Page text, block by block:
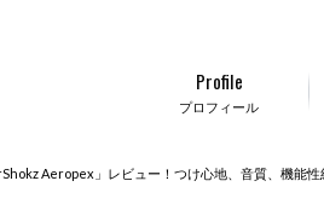
プロフィール
Profile
Aeropex」レビュー！つけ心地、音質、機能性